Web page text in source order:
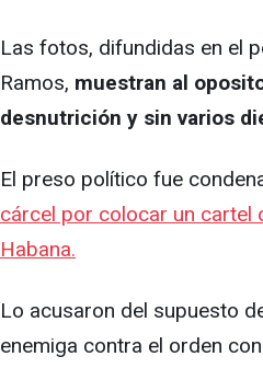
Las fotos, difundidas en el
Ramos, muestran al
desnutrición y sin varios
El preso político fue
cárcel por colocar un cartel
Habana.
Lo acusaron del supuesto
enemiga contra el orden